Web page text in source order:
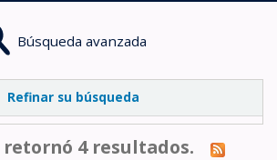
Búsqueda avanzada
Refinar su búsqueda
retornó 4 resultados.